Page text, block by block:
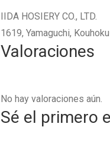
IIDA HOSIERY CO., LTD.
1619, Yamaguchi,
Valoraciones
No hay valoraciones aún.
Sé el primero